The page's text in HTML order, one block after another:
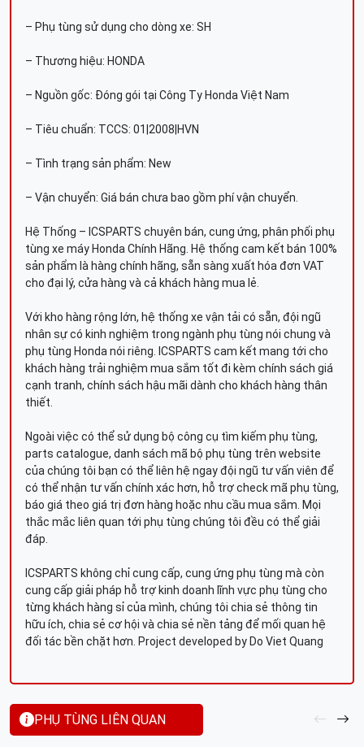
– Phụ tùng sử dụng cho dòng xe: SH
– Thương hiệu: HONDA
– Nguồn gốc: Đóng gói tại Công Ty Honda Việt Nam
– Tiêu chuẩn: TCCS: 01|2008|HVN
– Tình trạng sản phẩm: New
– Vận chuyển: Giá bán chưa bao gồm phí vận chuyển.
Hệ Thống – ICSPARTS chuyên bán, cung ứng, phân phối phụ
tùng xe máy Honda Chính Hãng. Hệ thống cam kết bán 100%
sản phẩm là hàng chính hãng, sẵn sàng xuất hóa đơn VAT
cho đại lý, cửa hàng và cả khách hàng mua lẻ.
Với kho hàng rộng lớn, hệ thống xe vận tải có sẵn, đội ngũ
nhân sự có kinh nghiệm trong ngành phụ tùng nói chung và
phụ tùng Honda nói riêng. ICSPARTS cam kết mang tới cho
khách hàng trải nghiệm mua sắm tốt đi kèm chính sách giá
cạnh tranh, chính sách hậu mãi dành cho khách hàng thân
thiết.
Ngoài việc có thể sử dụng bộ công cụ tìm kiếm phụ tùng,
parts catalogue, danh sách mã bộ phụ tùng trên website
của chúng tôi bạn có thể liên hệ ngay đội ngũ tư vấn viên để
có thể nhận tư vấn chính xác hơn, hỗ trợ check mã phụ tùng,
báo giá theo giá trị đơn hàng hoặc nhu cầu mua sắm. Mọi
thắc mắc liên quan tới phụ tùng chúng tôi đều có thể giải
đáp.
ICSPARTS không chỉ cung cấp, cung ứng phụ tùng mà còn
cung cấp giải pháp hỗ trợ kinh doanh lĩnh vực phụ tùng cho
từng khách hàng sỉ của mình, chúng tôi chia sẻ thông tin
hữu ích, chia sẻ cơ hội và chia sẻ nền tảng để mối quan hệ
đối tác bền chặt hơn. Project developed by Do Viet Quang
PHỤ TÙNG LIÊN QUAN